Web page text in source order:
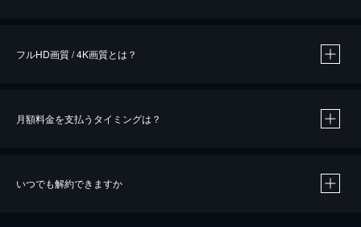
※40％ポイント還元の対象は、クレジットカード決済による作品の購入 / レンタルです。
iOSアプリのUコイン決済による作品の購入 / レンタルは、20％のポイント還元です。
フルHD画質 / 4K画質とは？
月額料金を支払うタイミングは？
いつでも解約できますか